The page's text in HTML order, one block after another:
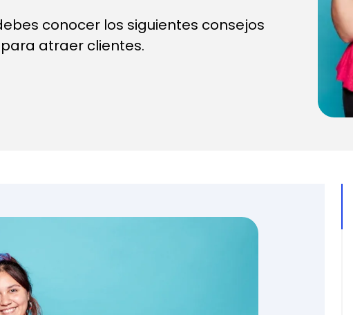
conocer los siguientes consejos
atraer clientes.